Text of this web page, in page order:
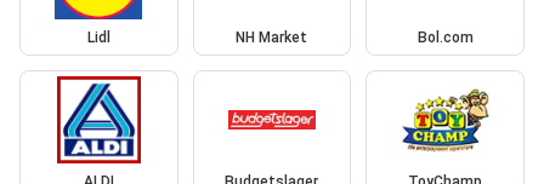
Lidl NH Market Bol.com